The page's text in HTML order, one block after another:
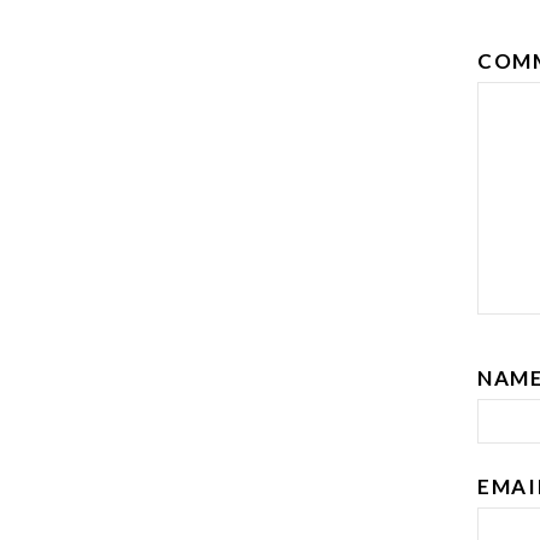
NAME